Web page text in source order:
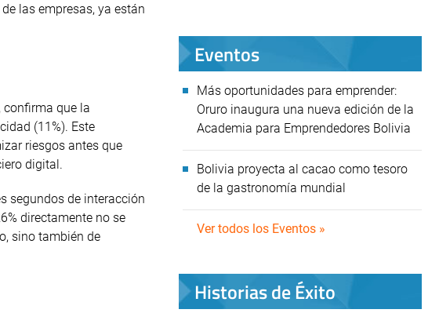
las empresas, ya están
confirma que la
(11%). Este
riesgos antes que
digital.
segundos de interacción
directamente no se
sino también de
Eventos
Más oportunidades para emprender:
Oruro inaugura una nueva edición de la
Academia para Emprendedores Bolivia
Bolivia proyecta al cacao como tesoro
de la gastronomía mundial
Ver todos los Eventos »
Historias de Éxito